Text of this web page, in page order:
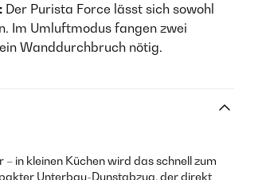
Der Purista Force lässt sich sowohl
Im Umluftmodus fangen zwei
Wanddurchbruch nötig.
in kleinen Küchen wird das schnell zum
Unterbau-Dunstabzug, der direkt